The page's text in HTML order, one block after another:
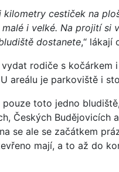
kilometry cestiček na
i velké. Na projití si
dostanete,“ lákají
rodiče s kočárkem
areálu je parkoviště i
pouze toto jedno
Českých Budějovicích
se ale se začátkem
mají, a to až do